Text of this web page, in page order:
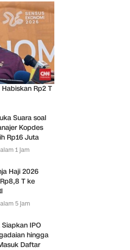
Rp2 T
Suara soal
Kopdes
Rp16 Juta
1 jam
Haji 2026
T ke
5 jam
IPO
hingga
Daftar